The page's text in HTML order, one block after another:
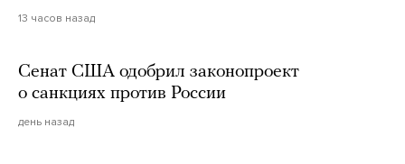
13 часов назад
Сенат США одобрил законопроект
о санкциях против России
день назад